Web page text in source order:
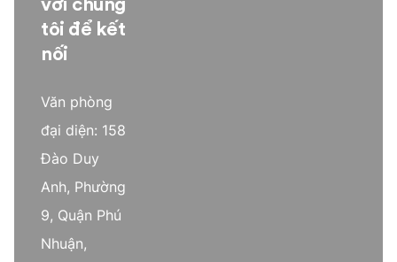
tôi để kết
nối
Văn phòng
đại diện: 158
Đào Duy
Anh, Phường
9, Quận Phú
Nhuận,